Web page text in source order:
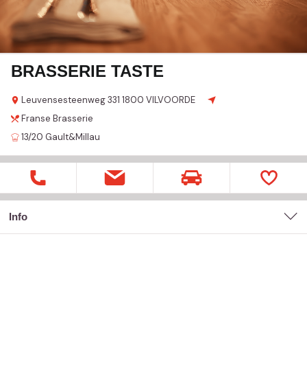
BRASSERIE TASTE
Leuvensesteenweg331 1800 VILVOORDE
Franse Brasserie
13/20 Gault&Millau
Info